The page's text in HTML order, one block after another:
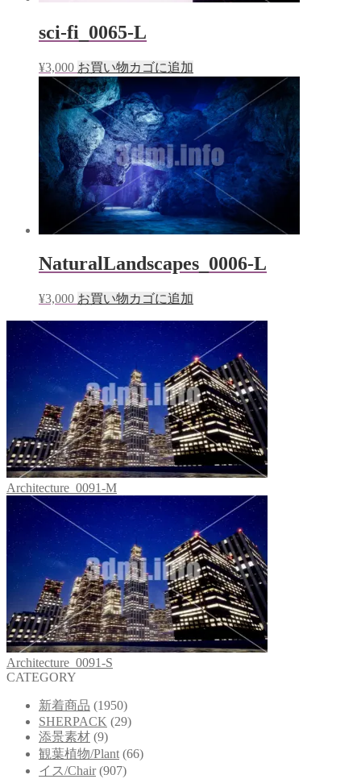
sci-fi_0065-L
¥3,000 お買い物カゴに追加
NaturalLandscapes_0006-L
¥3,000 お買い物カゴに追加
Architecture_0091-M
Architecture_0091-S
CATEGORY
新着商品 (1950)
SHERPACK (29)
添景素材 (9)
観葉植物/Plant (66)
イス/Chair (907)